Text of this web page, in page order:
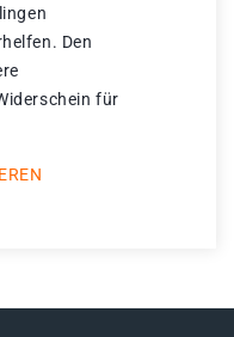
Den
für